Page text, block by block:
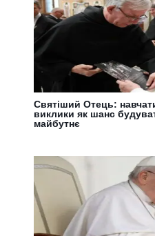
Святіший Отець:
виклики як шанс
майбутнє